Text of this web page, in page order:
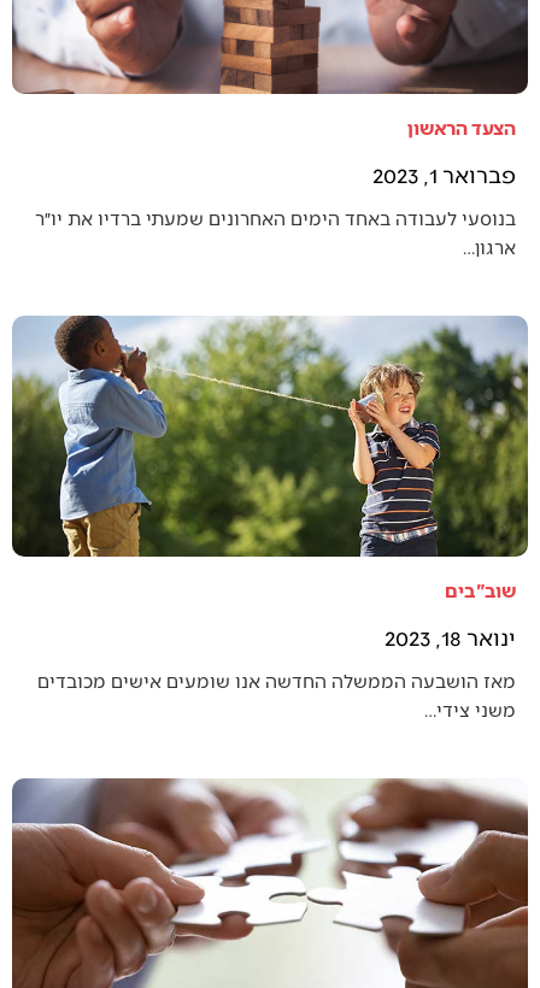
הצעד הראשון
פברואר 1, 2023
בנוסעי לעבודה באחד הימים האחרונים שמעתי ברדיו את יו״ר
ארגון…
שוב"בים
ינואר 18, 2023
מאז הושבעה הממשלה החדשה אנו שומעים אישים מכובדים
משני צידי…